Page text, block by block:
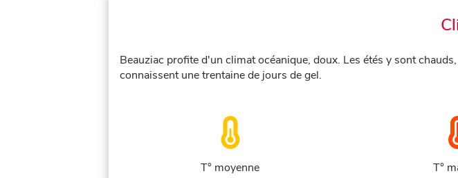
Beauziac profite d'un climat océanique, doux. Les étés y sont
connaissent une trentaine de jours de gel.
T° moyenne
T°